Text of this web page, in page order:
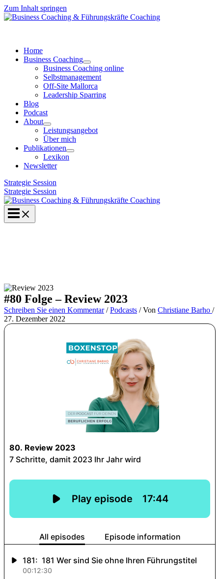
Zum Inhalt springen
Home
Business Coaching
Business Coaching online
Selbstmanagement
Off-Site Mallorca
Leadership Sparring
Blog
Podcast
About
Leistungsangebot
Über mich
Publikationen
Lexikon
Newsletter
Strategie Session
Strategie Session
#80 Folge – Review 2023
Schreiben Sie einen Kommentar /Podcasts / Von Christiane Barho /
27. Dezember 2022